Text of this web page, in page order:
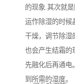
的现象.其次就
运作除湿的时候
干燥，调节除湿
也会产生结霜的
先融化后再通电
到所需的湿度。